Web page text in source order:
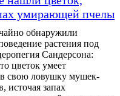
умирающей пчелы
обнаружили
растения под
Сандерсона:
цветок умеет
в свою ловушку мушек-
источая запах